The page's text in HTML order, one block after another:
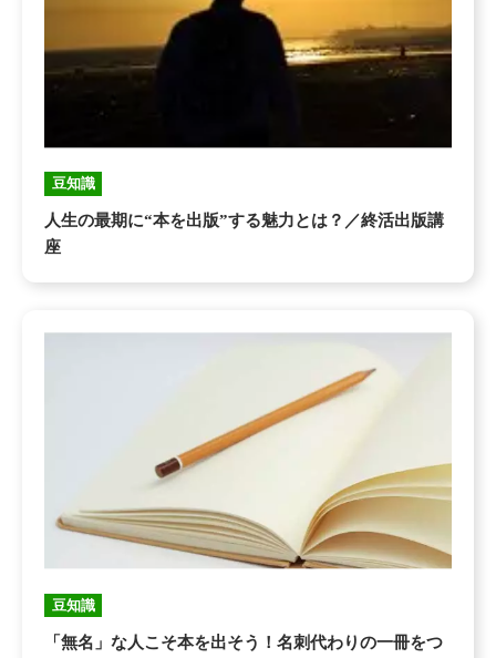
豆知識
人生の最期に“本を出版”する魅力とは？／終活出版講
座
豆知識
「無名」な人こそ本を出そう！名刺代わりの一冊をつ